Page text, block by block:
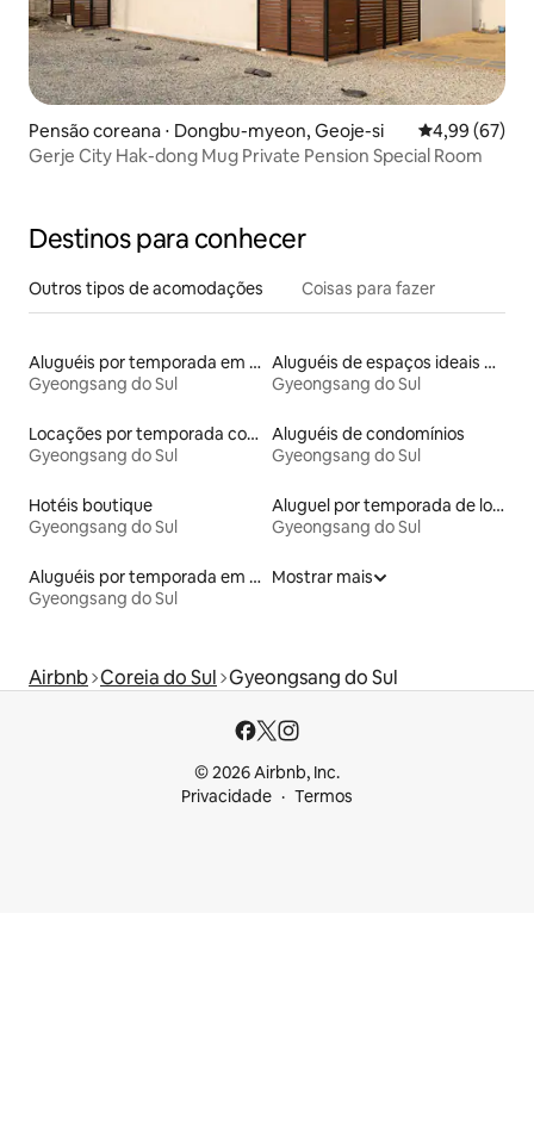
Pensão coreana ⋅ Dongbu-myeon, Geoje-si 4,99 de uma
4,99 (67)
Gerje City Hak-dong Mug Private Pension Special Room
Destinos para conhecer
Outros tipos de acomodações Coisas para fazer
Aluguéis por temporada em acampamentos
Gyeongsang do Sul
Aluguéis de espaços ideais para famílias
Gyeongsang do Sul
Locações por temporada com piscina
Gyeongsang do Sul
Aluguéis de condomínios
Gyeongsang do Sul
Hotéis boutique
Gyeongsang do Sul
Aluguel por temporada de lofts
Gyeongsang do Sul
Aluguéis por temporada em resorts
Gyeongsang do Sul
Mostrar mais
Airbnb Coreia do Sul Gyeongsang do Sul
© 2026 Airbnb, Inc.
Privacidade
Termos